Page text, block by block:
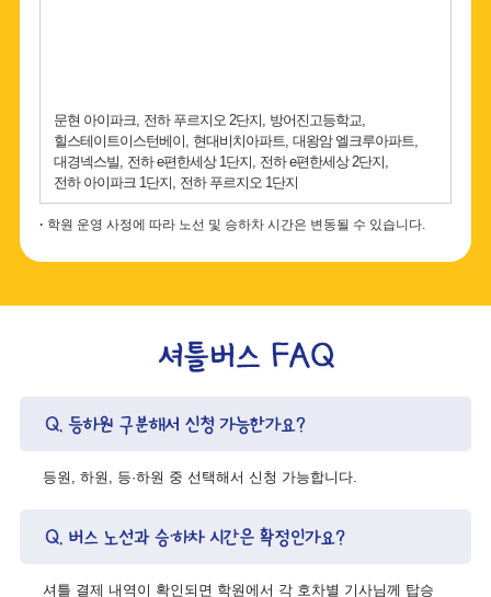
문현 아이파크 전하 푸르지오 2단지 방어진고등학교
힐스테이트이스턴베이 현대비치아파트 대왕암 엘크루아파트
대경넥스빌 전하 e편한세상 1단지 전하 e편한세상 2단지
전하 아이파크 1단지 전하 푸르지오 1단지
학원 운영 사정에 따라 노선 및 승하차 시간은 변동될 수 있습니다.
등원, 하원, 등·하원 중 선택해서 신청 가능합니다.
셔틀 결제 내역이 확인되면 학원에서 각 호차별 기사님께 탑승